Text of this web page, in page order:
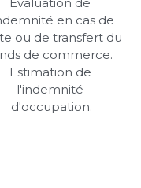
en cas de
ou de transfert du
de commerce.
Estimation de
l'indemnité
d'occupation.